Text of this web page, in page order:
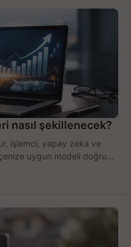
nasıl şekillenecek?
işlemci, yapay zeka ve
uygun modeli doğru